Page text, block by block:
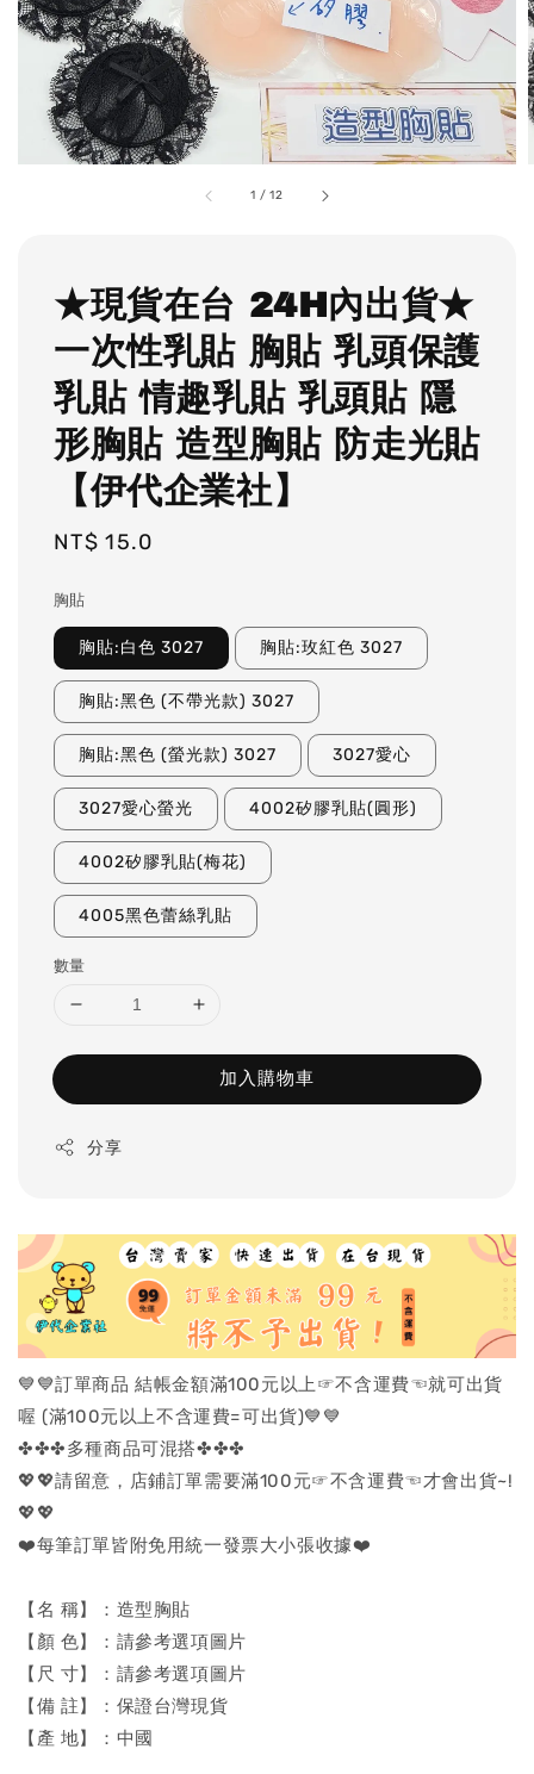
1 /12
★現貨在台 24H內出貨★
一次性乳貼 胸貼 乳頭保護
乳貼 情趣乳貼 乳頭貼 隱
形胸貼 造型胸貼 防走光貼
【伊代企業社】
Regular
NT$ 15.0
胸貼
胸貼:白色 3027 胸貼:玫紅色 3027
胸貼:黑色 (不帶光款) 3027
胸貼:黑色 (螢光款) 3027 3027愛心
3027愛心螢光 4002矽膠乳貼(圓形)
4002矽膠乳貼(梅花)
4005黑色蕾絲乳貼
數量
加入購物車
分享
💙💙訂單商品 結帳金額滿100元以上☞不含運費☜就可出貨
喔 (滿100元以上不含運費=可出貨)💙💙
✤✤✤多種商品可混搭✤✤✤
💖💖請留意，店鋪訂單需要滿100元☞不含運費☜才會出貨~!
💖💖
❤️每筆訂單皆附免用統一發票大小張收據❤️
【名 稱】：造型胸貼
【顏 色】：請參考選項圖片
【尺 寸】：請參考選項圖片
【備 註】：保證台灣現貨
【產 地】：中國